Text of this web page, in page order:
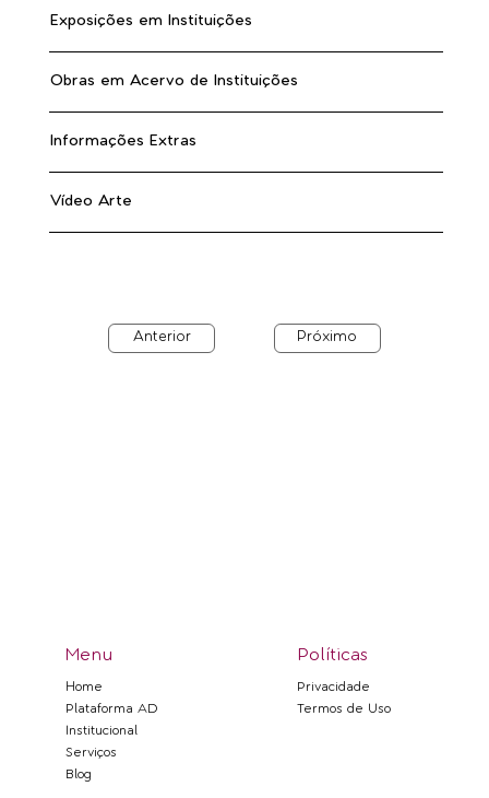
Exposições em Instituições
Obras em Acervo de Instituições
Informações Extras
Vídeo Arte
Anterior Próximo
Menu
Home
Plataforma AD
Institucional
Serviços
Blog
Políticas
Privacidade
Termos de Uso